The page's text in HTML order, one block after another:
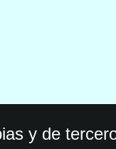
y de